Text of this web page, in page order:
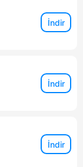
İndir
İndir
İndir